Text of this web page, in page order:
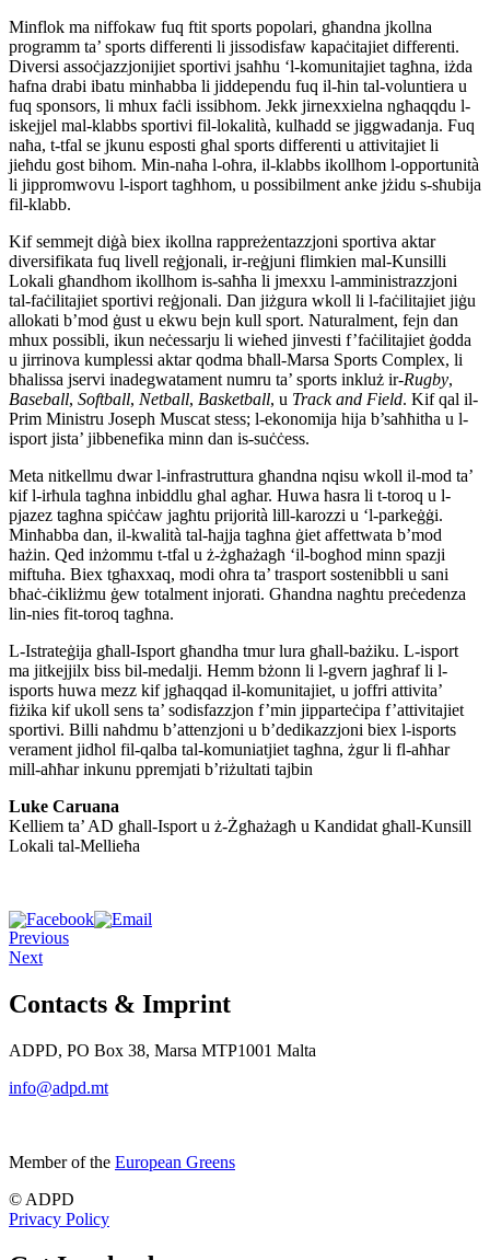
Minflok ma niffokaw fuq ftit sports popolari, għandna jkollna
programm ta’ sports differenti li jissodisfaw kapaċitajiet differenti.
Diversi assoċjazzjonijiet sportivi jsaħħu ‘l-komunitajiet tagħna, iżda
ħafna drabi ibatu minħabba li jiddependu fuq il-ħin tal-voluntiera u
fuq sponsors, li mhux faċli issibhom. Jekk jirnexxielna ngħaqqdu l-
iskejjel mal-klabbs sportivi fil-lokalità, kulħadd se jiggwadanja. Fuq
naħa, t-tfal se jkunu esposti għal sports differenti u attivitajiet li
jieħdu gost bihom. Min-naħa l-oħra, il-klabbs ikollhom l-opportunità
li jippromwovu l-isport tagħhom, u possibilment anke jżidu s-sħubija
fil-klabb.
Kif semmejt diġà biex ikollna rappreżentazzjoni sportiva aktar
diversifikata fuq livell reġjonali, ir-reġjuni flimkien mal-Kunsilli
Lokali għandhom ikollhom is-saħħa li jmexxu l-amministrazzjoni
tal-faċilitajiet sportivi reġjonali. Dan jiżgura wkoll li l-faċilitajiet jiġu
allokati b’mod ġust u ekwu bejn kull sport. Naturalment, fejn dan
mhux possibli, ikun neċessarju li wieħed jinvesti f’faċilitajiet ġodda
u jirrinova kumplessi aktar qodma bħall-Marsa Sports Complex, li
bħalissa jservi inadegwatament numru ta’ sports inkluż ir-Rugby,
Baseball, Softball, Netball, Basketball, u Track and Field. Kif qal il-
Prim Ministru Joseph Muscat stess; l-ekonomija hija b’saħħitha u l-
isport jista’ jibbenefika minn dan is-suċċess.
Meta nitkellmu dwar l-infrastruttura għandna nqisu wkoll il-mod ta’
kif l-irħula tagħna inbiddlu għal agħar. Huwa ħasra li t-toroq u l-
pjazez tagħna spiċċaw jagħtu prijorità lill-karozzi u ‘l-parkeġġi.
Minħabba dan, il-kwalità tal-ħajja tagħna ġiet affettwata b’mod
ħażin. Qed inżommu t-tfal u ż-żgħażagħ ‘il-bogħod minn spazji
miftuħa. Biex tgħaxxaq, modi oħra ta’ trasport sostenibbli u sani
bħaċ-ċikliżmu ġew totalment injorati. Għandna nagħtu preċedenza
lin-nies fit-toroq tagħna.
L-Istrateġija għall-Isport għandha tmur lura għall-bażiku. L-isport
ma jitkejjilx biss bil-medalji. Hemm bżonn li l-gvern jagħraf li l-
isports huwa mezz kif jgħaqqad il-komunitajiet, u joffri attivita’
fiżika kif ukoll sens ta’ sodisfazzjon f’min jipparteċipa f’attivitajiet
sportivi. Billi naħdmu b’attenzjoni u b’dedikazzjoni biex l-isports
verament jidħol fil-qalba tal-komuniatjiet tagħna, żgur li fl-aħħar
mill-aħħar inkunu ppremjati b’riżultati tajbin
Luke Caruana
Kelliem ta’ AD għall-Isport u ż-Żgħażagħ u Kandidat għall-Kunsill
Lokali tal-Mellieħa
Previous
Next
Contacts & Imprint
ADPD, PO Box 38, Marsa MTP1001 Malta
info@adpd.mt
Member of the European Greens
© ADPD
Privacy Policy